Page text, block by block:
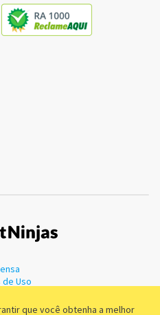
que você obtenha a melhor
de Uso